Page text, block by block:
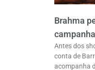
Brahma
Antes dos
conta de
acompanha